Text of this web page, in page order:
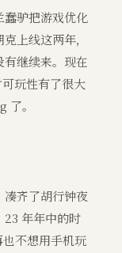
蠢驴把游戏优化
上线这两年，
继续来。现在
玩性有了很大
。
凑齐了胡行钟夜
23 年年中的时
不想用手机玩